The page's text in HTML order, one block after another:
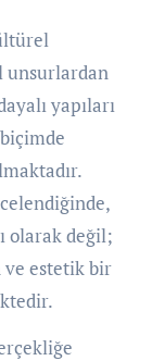
unsurlardan
yapıları
olarak değil;
ve estetik bir